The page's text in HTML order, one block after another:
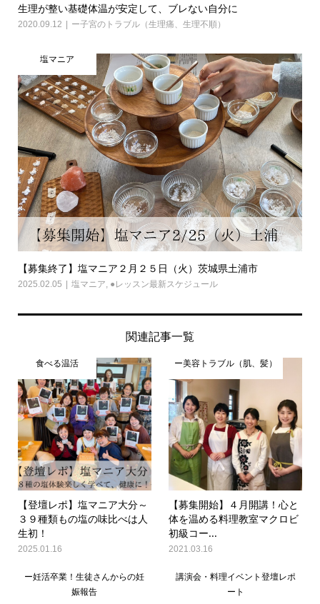
生理が整い基礎体温が安定して、ブレない自分に
2020.09.12 ー子宮のトラブル（生理痛、生理不順）
塩マニア
【募集終了】塩マニア２月２５日（火）茨城県土浦市
2025.02.05 塩マニア ●レッスン最新スケジュール
関連記事一覧
食べる温活
【登壇レポ】塩マニア大分～
３９種類もの塩の味比べは人
生初！
2025.01.16
ー美容トラブル（肌、髪）
【募集開始】４月開講！心と
体を温める料理教室マクロビ
初級コー...
2021.03.16
ー妊活卒業！生徒さんからの妊
娠報告
講演会・料理イベント登壇レポ
ート